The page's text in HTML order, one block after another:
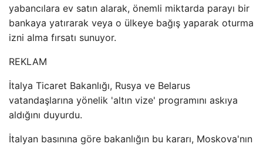
yabancılara ev satın alarak, önemli miktarda parayı bir
bankaya yatırarak veya o ülkeye bağış yaparak oturma
izni alma fırsatı sunuyor.
REKLAM
İtalya Ticaret Bakanlığı, Rusya ve Belarus
vatandaşlarına yönelik 'altın vize' programını askıya
aldığını duyurdu.
İtalyan basınına göre bakanlığın bu kararı, Moskova'nın